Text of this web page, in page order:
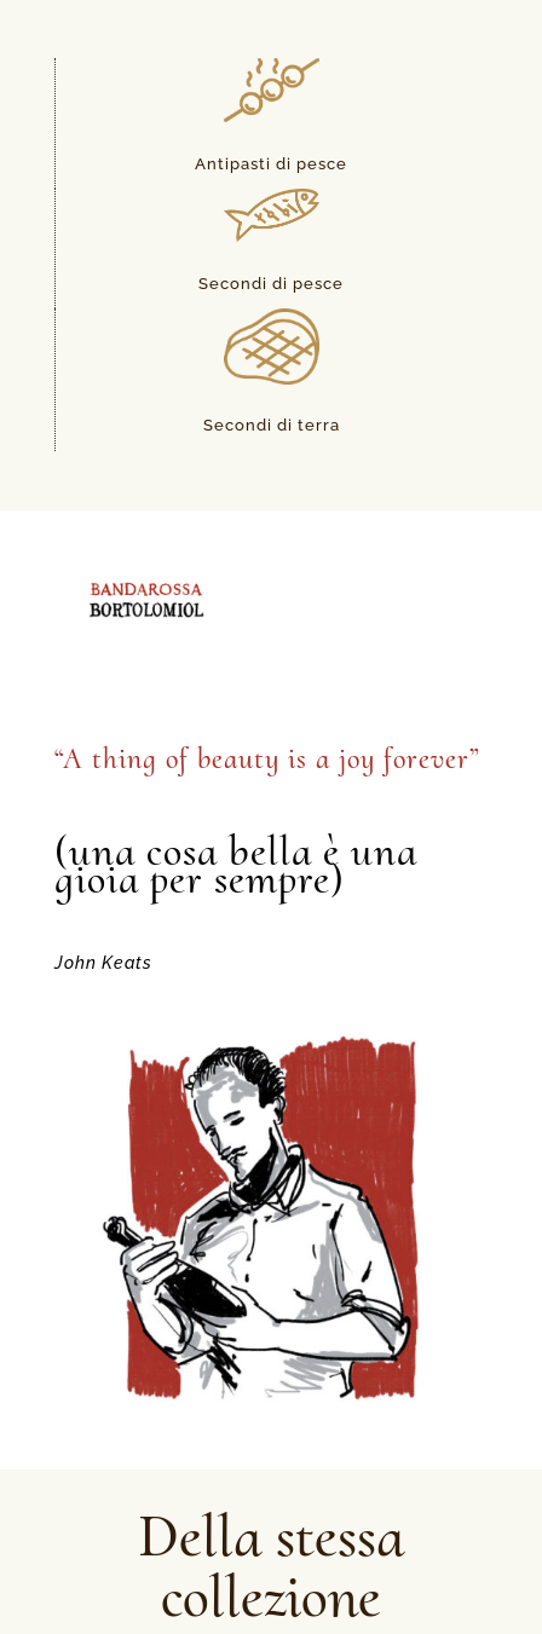
Antipasti di pesce
Secondi di pesce
Secondi di terra
“A thing of beauty is a joy forever”
(una cosa bella è una
gioia per sempre)
John Keats
Della stessa
collezione